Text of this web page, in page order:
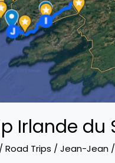
Irlande du
/ Road Trips / Jean-Jean /